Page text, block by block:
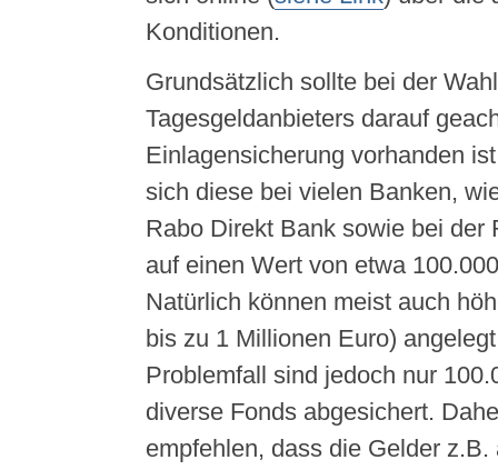
Konditionen.
Grundsätzlich sollte bei der
Tagesgeldanbieters darauf
Einlagensicherung vorhanden
sich diese bei vielen Banken,
Rabo Direkt Bank sowie bei der
auf einen Wert von etwa
Natürlich können meist auch
bis zu 1 Millionen Euro)
Problemfall sind jedoch nur
diverse Fonds abgesichert.
empfehlen, dass die Gelder